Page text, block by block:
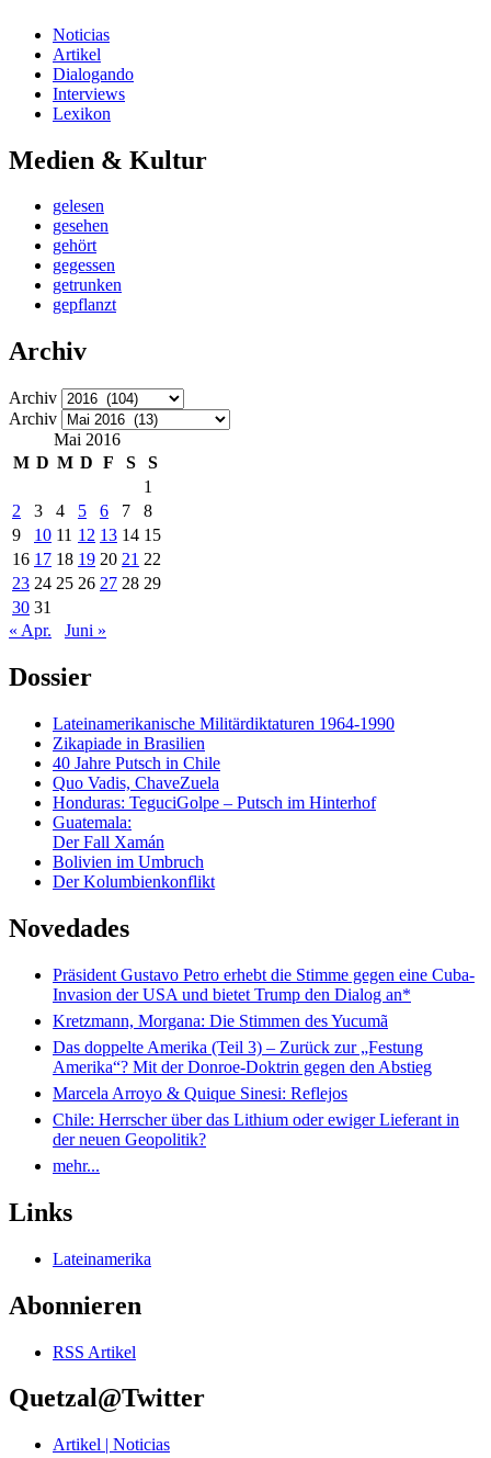
Noticias
Artikel
Dialogando
Interviews
Lexikon
Medien & Kultur
gelesen
gesehen
gehört
gegessen
getrunken
gepflanzt
Archiv
Archiv
Archiv
Mai 2016
M D M D F S
S
1
2
3 4 5 6 7
8
9
10 11 12 13 14 15
16 17 18 19 20 21 22
23 24 25 26 27 28 29
30 31
« Apr.
Juni »
Dossier
Lateinamerikanische Militärdiktaturen 1964-1990
Zikapiade in Brasilien
40 Jahre Putsch in Chile
Quo Vadis, ChaveZuela
Honduras: TeguciGolpe – Putsch im Hinterhof
Guatemala:
Der Fall Xamán
Bolivien im Umbruch
Der Kolumbienkonflikt
Novedades
Präsident Gustavo Petro erhebt die Stimme gegen eine Cuba-
Invasion der USA und bietet Trump den Dialog an*
Kretzmann, Morgana: Die Stimmen des Yucumã
Das doppelte Amerika (Teil 3) – Zurück zur „Festung
Amerika“? Mit der Donroe-Doktrin gegen den Abstieg
Marcela Arroyo & Quique Sinesi: Reflejos
Chile: Herrscher über das Lithium oder ewiger Lieferant in
der neuen Geopolitik?
mehr...
Links
Lateinamerika
Abonnieren
RSS Artikel
Quetzal@Twitter
Artikel | Noticias